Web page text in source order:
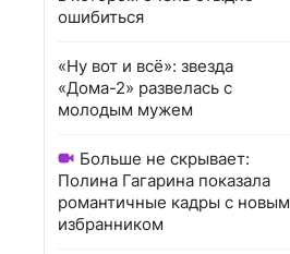
ошибиться
«Ну вот и всё»: звезда
«Дома-2» развелась с
молодым мужем
Больше не скрывает:
Полина Гагарина показала
романтичные кадры с новым
избранником